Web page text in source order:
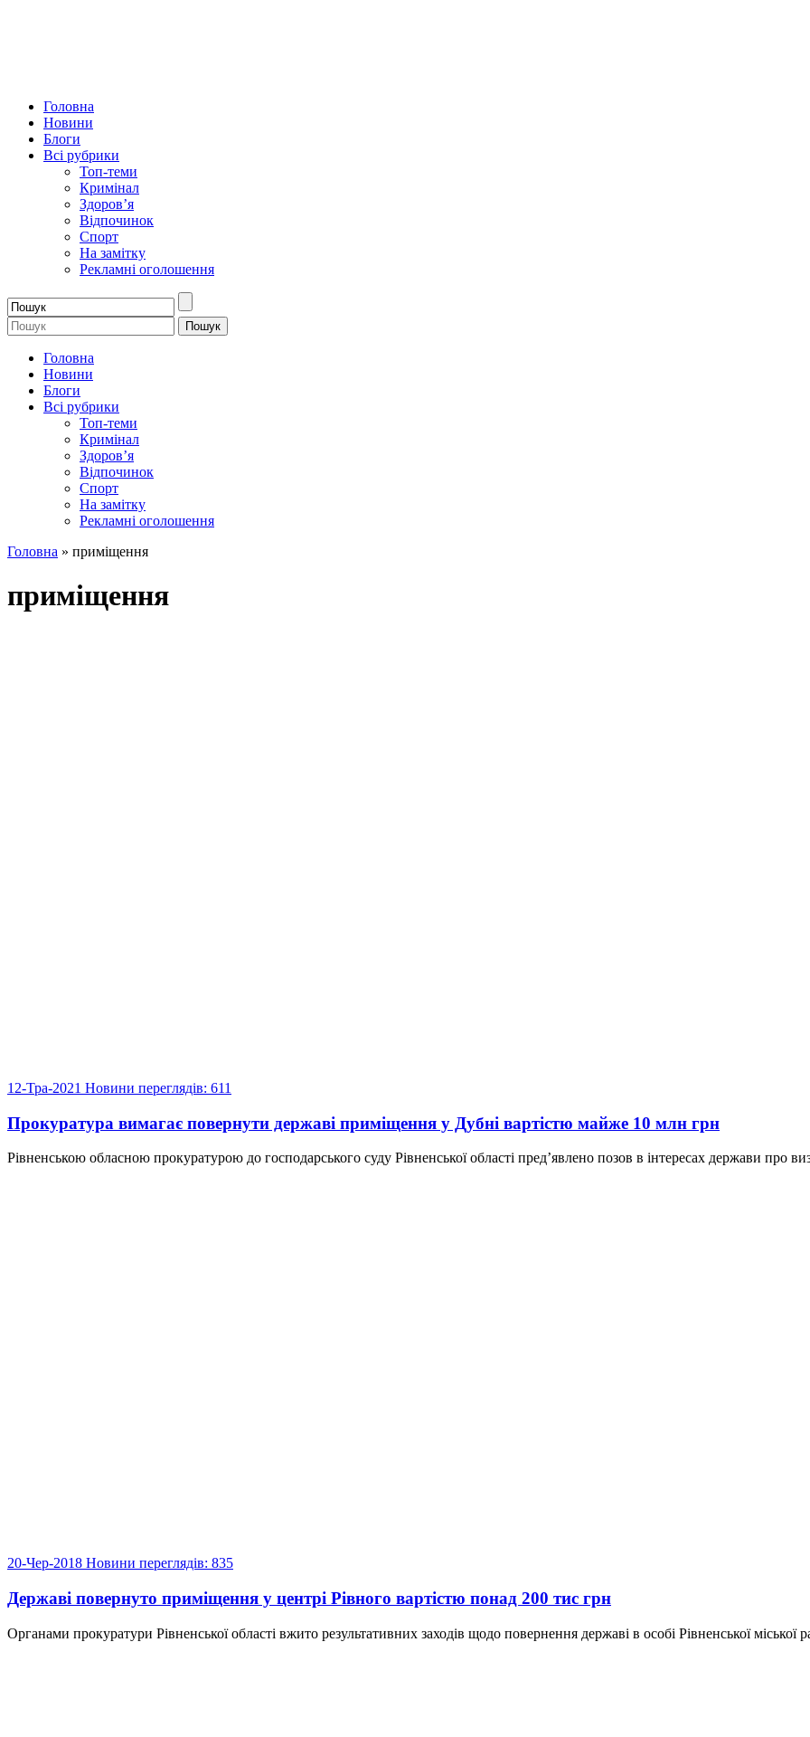
Головна
Новини
Блоги
Всі рубрики
Топ-теми
Кримінал
Здоров’я
Відпочинок
Спорт
На замітку
Рекламні оголошення
Головна
Новини
Блоги
Всі рубрики
Топ-теми
Кримінал
Здоров’я
Відпочинок
Спорт
На замітку
Рекламні оголошення
Головна » приміщення
приміщення
12-Тра-2021 Новини переглядів: 611
Прокуратура вимагає повернути державі приміщення у Дубні вартістю майже 10 млн грн
Рівненською обласною прокуратурою до господарського суду Рівненської області пред’явлено позов в інтересах держави про
20-Чер-2018 Новини переглядів: 835
Державі повернуто приміщення у центрі Рівного вартістю понад 200 тис грн
Органами прокуратури Рівненської області вжито результативних заходів щодо повернення державі в особі Рівненської міської